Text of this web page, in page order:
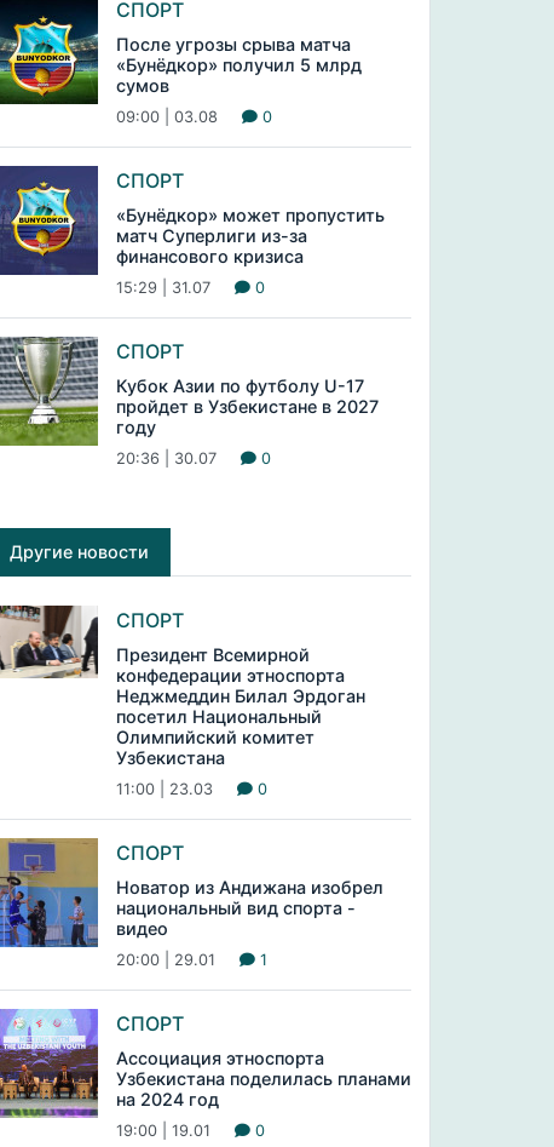
СПОРТ
После угрозы срыва матча
«Бунёдкор» получил 5 млрд
сумов
09:00 | 03.08 0
СПОРТ
«Бунёдкор» может пропустить
матч Суперлиги из-за
финансового кризиса
15:29 | 31.07 0
СПОРТ
Кубок Азии по футболу U-17
пройдет в Узбекистане в 2027
году
20:36 | 30.07 0
Другие новости
СПОРТ
Президент Всемирной
конфедерации этноспорта
Неджмеддин Билал Эрдоган
посетил Национальный
Олимпийский комитет
Узбекистана
11:00 | 23.03 0
СПОРТ
Новатор из Андижана изобрел
национальный вид спорта -
видео
20:00 | 29.01 1
СПОРТ
Ассоциация этноспорта
Узбекистана поделилась планами
на 2024 год
19:00 | 19.01 0